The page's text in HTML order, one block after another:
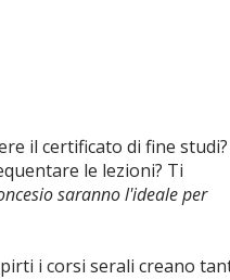
il certificato di fine studi?
le lezioni? Ti
saranno l'ideale per
i corsi serali creano